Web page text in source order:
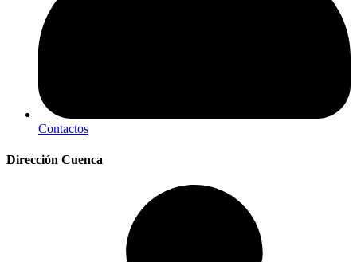
Contactos
Dirección Cuenca